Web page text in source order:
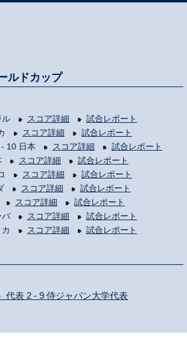
ルドカップ
ル スコア詳細
試合レポート
スコア詳細
試合レポート
- 10 日本
スコア詳細
試合レポート
スコア詳細
試合レポート
スコア詳細
試合レポート
スコア詳細
試合レポート
スコア詳細
試合レポート
バ
スコア詳細
試合レポート
カ
スコア詳細 試合レポート
代表 2 - 9 侍ジャパン大学代表